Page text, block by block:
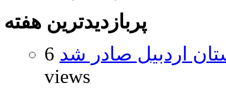
پربازدیدترین هفته
اردبیل صادر شد 6
views